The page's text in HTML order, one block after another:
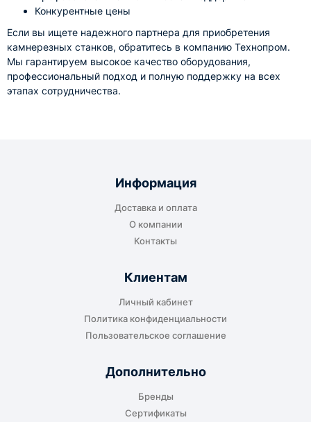
Конкурентные цены
Если вы ищете надежного партнера для приобретения
камнерезных станков, обратитесь в компанию Технопром.
Мы гарантируем высокое качество оборудования,
профессиональный подход и полную поддержку на всех
этапах сотрудничества.
Информация
Доставка и оплата
О компании
Контакты
Клиентам
Личный кабинет
Политика конфиденциальности
Пользовательское соглашение
Дополнительно
Бренды
Сертификаты